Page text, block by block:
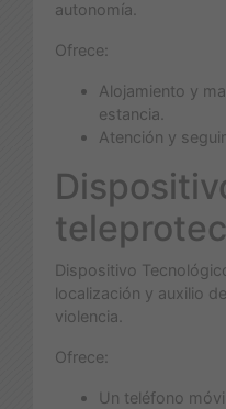
autonomía.
Ofrece:
Alojamiento y
estancia.
Atención y
Dispositivo
localización y auxilio
violencia.
Ofrece:
Un teléfono